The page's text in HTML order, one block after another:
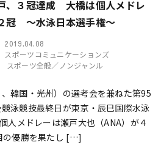
、３冠達成 大橋は個人メドレ
冠 ～水泳日本選手権～
2019.04.08
スポーツコミュニケーションズ
スポーツ全般／ノンジャンル
韓国・光州）の選考会を兼ねた第95
泳競技最終日が東京・辰巳国際水泳
人メドレーは瀬戸大也（ANA）が４
の優勝を果たし […]